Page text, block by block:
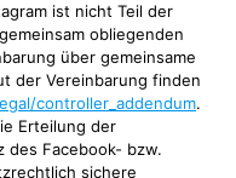
ist nicht Teil der
obliegenden
über gemeinsame
der Vereinbarung finden
controller_addendum.
Erteilung der
des Facebook- bzw.
sichere